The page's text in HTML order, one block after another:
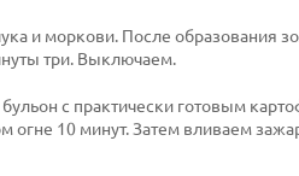
и моркови. После образования
три. Выключаем.
с практически готовым
огне 10 минут. Затем вливаем